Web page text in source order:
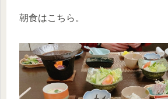
朝食はこちら。